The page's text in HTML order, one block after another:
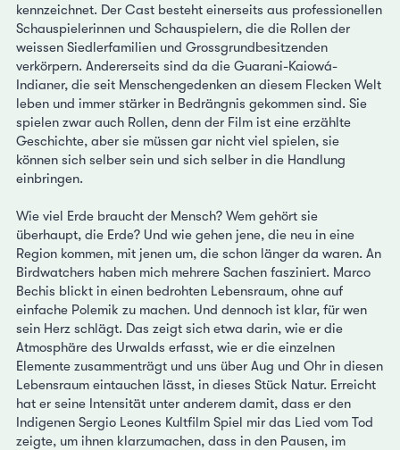
kennzeichnet. Der Cast besteht einerseits aus professionellen
Schauspielerinnen und Schauspielern, die die Rollen der
weissen Siedlerfamilien und Grossgrundbesitzenden
verkörpern. Andererseits sind da die Guarani-Kaiowá-
Indianer, die seit Menschengedenken an diesem Flecken Welt
leben und immer stärker in Bedrängnis gekommen sind. Sie
spielen zwar auch Rollen, denn der Film ist eine erzählte
Geschichte, aber sie müssen gar nicht viel spielen, sie
können sich selber sein und sich selber in die Handlung
einbringen.
Wie viel Erde braucht der Mensch? Wem gehört sie
überhaupt, die Erde? Und wie gehen jene, die neu in eine
Region kommen, mit jenen um, die schon länger da waren. An
Birdwatchers haben mich mehrere Sachen fasziniert. Marco
Bechis blickt in einen bedrohten Lebensraum, ohne auf
einfache Polemik zu machen. Und dennoch ist klar, für wen
sein Herz schlägt. Das zeigt sich etwa darin, wie er die
Atmosphäre des Urwalds erfasst, wie er die einzelnen
Elemente zusammenträgt und uns über Aug und Ohr in diesen
Lebensraum eintauchen lässt, in dieses Stück Natur. Erreicht
hat er seine Intensität unter anderem damit, dass er den
Indigenen Sergio Leones Kultfilm Spiel mir das Lied vom Tod
zeigte, um ihnen klarzumachen, dass in den Pausen, im